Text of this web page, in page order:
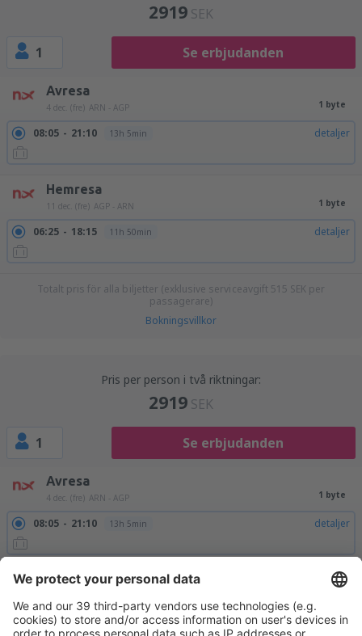
2919 SEK
1 Se erbjudanden
Avresa
4 dec. (fre) ARN - AGP 1 byte
08:05 21:10 13h 5min detaljer
Hemresa
11 dec. (fre) AGP - ARN 1 byte
06:25 18:15 11h 50min detaljer
Totalt pris för alla biljetter (exklusive serviceavgift 515 SEK per
passagerare)
Bokningsvillkor
Pris per person i två riktningar:
2919 SEK
1 Se erbjudanden
Avresa
4 dec. (fre) ARN - AGP 1 byte
08:05 21:10 13h 5min detaljer
Hemresa
06:25 20:15 13h 50min detaljer